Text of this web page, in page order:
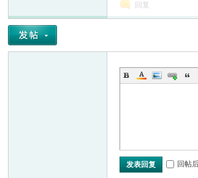
回复
发表回复 回帖